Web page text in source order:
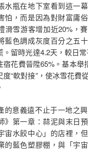
水瓶在地下室看到這一
怕，而是因為對財富庸
滑雪游客增加近20%，
藍色調成灰度百分之五
留時光達4.2天，較日常
花費晉陞65%。基本舉
度“軟對接”，使冰雪花費
的意義遠不止于一地之
》第一章：蒜泥與末日
宙水餃中心」的店裡，
的藍色塑膠棚，與「宇宙